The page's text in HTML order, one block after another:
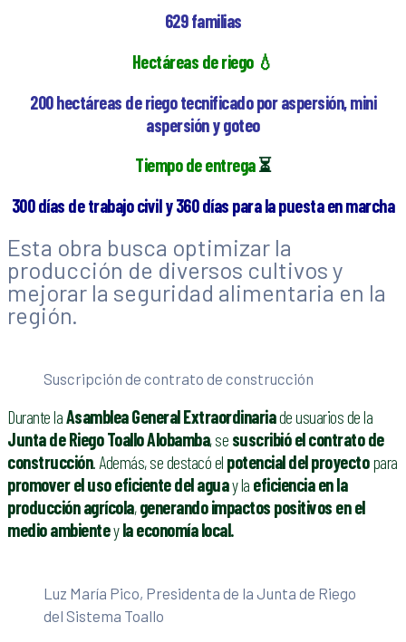
629 familias
Hectáreas de riego 💧
200 hectáreas de riego tecnificado por aspersión, mini
aspersión y goteo
Tiempo de entrega⏳
300 días de trabajo civil y 360 días para la puesta en marcha
Esta obra busca optimizar la
producción de diversos cultivos y
mejorar la seguridad alimentaria en la
región.
Suscripción de contrato de construcción
Durante laAsamblea General Extraordinariade usuarios de la
Junta de Riego Toallo Alobamba, se suscribió el contrato de
construcción. Además, se destacó el potencial del proyectopara
promover el uso eficiente del aguay la eficiencia en la
producción agrícola,generando impactos positivos en el
medio ambienteyla economía local.
Luz María Pico, Presidenta de la Junta de Riego
del Sistema Toallo